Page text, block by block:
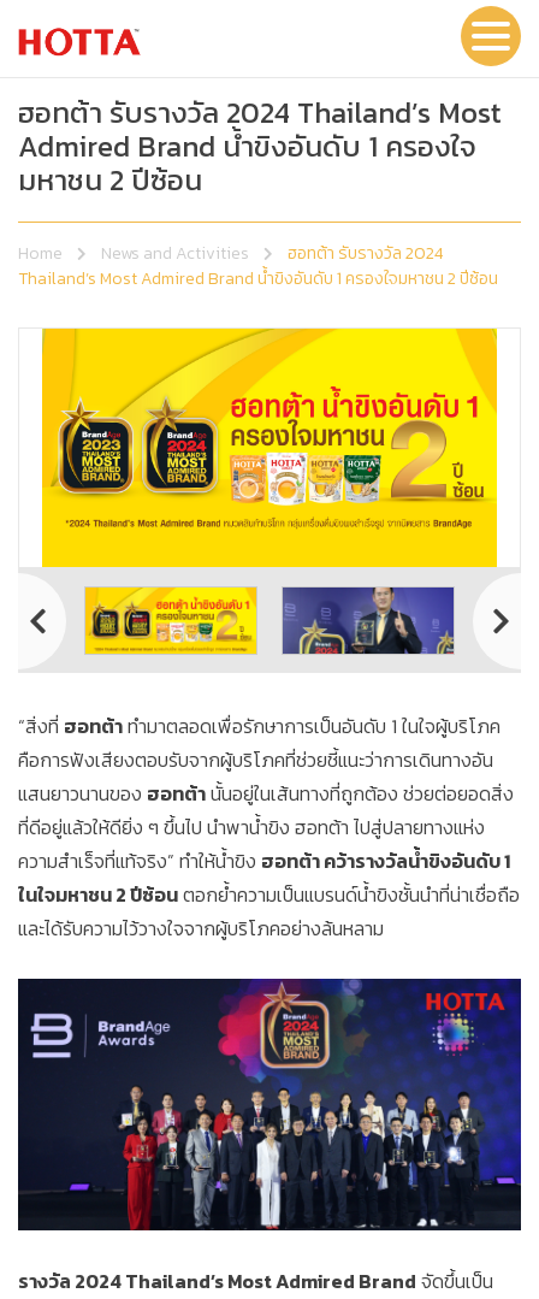
ฮอทต้า รับรางวัล 2024 Thailand’s Most
Admired Brand น้ำขิงอันดับ 1 ครองใจ
มหาชน 2 ปีซ้อน
Home News and Activities
ฮอทต้า รับรางวัล 2024
Thailand’s Most Admired Brand น้ำขิงอันดับ 1 ครองใจมหาชน 2 ปีซ้อน
“สิ่งที่ ฮอทต้าทำมาตลอดเพื่อรักษาการเป็นอันดับ 1 ในใจผู้บริโภค
คือการฟังเสียงตอบรับจากผู้บริโภคที่ช่วยชี้แนะว่าการเดินทางอัน
แสนยาวนานของ ฮอทต้านั้นอยู่ในเส้นทางที่ถูกต้อง ช่วยต่อยอดสิ่ง
ที่ดีอยู่แล้วให้ดียิ่ง ๆ ขึ้นไป นำพาน้ำขิง ฮอทต้า ไปสู่ปลายทางแห่ง
ความสำเร็จที่แท้จริง” ทำให้น้ำขิง ฮอทต้า คว้ารางวัลน้ำขิงอันดับ 1
ในใจมหาชน 2 ปีซ้อนตอกย้ำความเป็นแบรนด์น้ำขิงชั้นนำที่น่าเชื่อถือ
และได้รับความไว้วางใจจากผู้บริโภคอย่างล้นหลาม
รางวัล 2024 Thailand’s Most Admired Brand จัดขึ้นเป็น